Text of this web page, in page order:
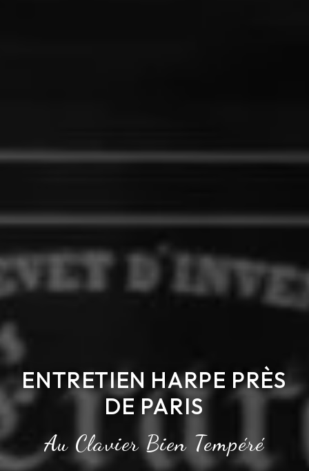
ENTRETIEN HARPE PRÈS
DE PARIS
Au Clavier Bien Tempéré